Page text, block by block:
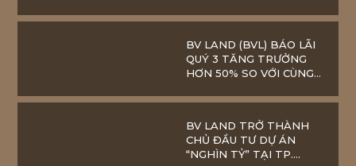
NGUYÊN
BV LAND (BVL) BÁO LÃI
QUÝ 3 TĂNG TRƯỞNG
HƠN 50% SO VỚI CÙNG
BV LAND TRỞ THÀNH
CHỦ ĐẦU TƯ DỰ ÁN
“NGHÌN TỶ” TẠI TP.